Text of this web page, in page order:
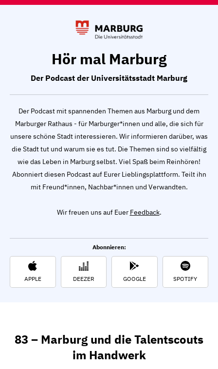
Hör mal Marburg
Der Podcast der Universitätsstadt Marburg
Der Podcast mit spannenden Themen aus Marburg und dem
Marburger Rathaus - für Marburger*innen und alle, die sich für
unsere schöne Stadt interessieren. Wir informieren darüber, was
die Stadt tut und warum sie es tut. Die Themen sind so vielfältig
wie das Leben in Marburg selbst. Viel Spaß beim Reinhören!
Abonniert diesen Podcast auf Eurer Lieblingsplattform. Teilt ihn
mit Freund*innen, Nachbar*innen und Verwandten.
Wir freuen uns auf Euer Feedback.
Abonnieren:
APPLE DEEZER GOOGLE SPOTIFY
83 – Marburg und die Talentscouts
im Handwerk